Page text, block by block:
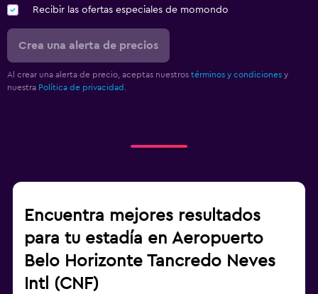
Recibir las ofertas especiales de momondo
Crea una alerta de precios
Al crear una alerta de precio, aceptas nuestros términos y condiciones y
nuestra Política de privacidad.
Encuentra mejores resultados
para tu estadía en Aeropuerto
Belo Horizonte Tancredo Neves
Intl (CNF)